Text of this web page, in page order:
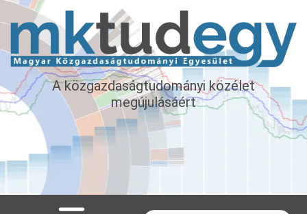
A közgazdaságtudományi közélet
megújulásáért